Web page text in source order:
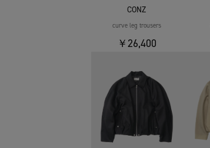
CONZ
curve leg trousers
￥26,400